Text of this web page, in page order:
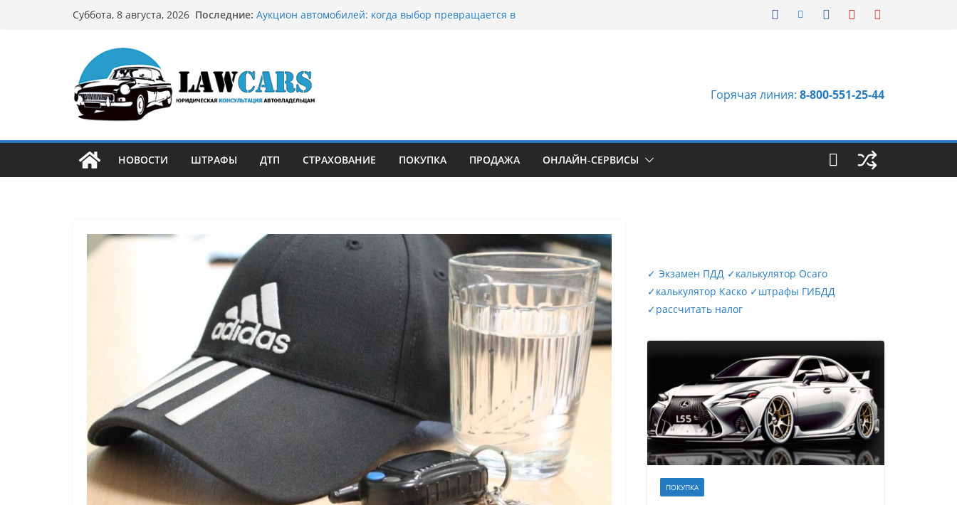
Суббота, 8 августа, 2026 Последние: Аукцион автомобилей: когда выбор превращается в
Срочный выкуп битых авто в Москве: почему
автовладельцы выбирают mos-auto
Бриллиантовые серьги: вечная классика или
может подойти
Горячая линия: 8-800-551-25-44
НОВОСТИ ШТРАФЫ ДТП СТРАХОВАНИЕ ПОКУПКА ПРОДАЖА ОНЛАЙН-СЕРВИСЫ
✓ Экзамен ПДД ✓калькулятор Осаго
✓калькулятор Каско ✓штрафы ГИБДД
✓рассчитать налог
ПОКУПКА